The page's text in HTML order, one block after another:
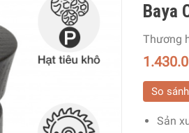
Baya
Thương
So sánh
Sản